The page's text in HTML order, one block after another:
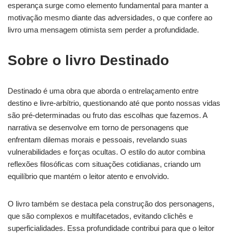
esperança surge como elemento fundamental para manter a
motivação mesmo diante das adversidades, o que confere ao
livro uma mensagem otimista sem perder a profundidade.
Sobre o livro Destinado
Destinado é uma obra que aborda o entrelaçamento entre
destino e livre-arbítrio, questionando até que ponto nossas vidas
são pré-determinadas ou fruto das escolhas que fazemos. A
narrativa se desenvolve em torno de personagens que
enfrentam dilemas morais e pessoais, revelando suas
vulnerabilidades e forças ocultas. O estilo do autor combina
reflexões filosóficas com situações cotidianas, criando um
equilíbrio que mantém o leitor atento e envolvido.
O livro também se destaca pela construção dos personagens,
que são complexos e multifacetados, evitando clichês e
superficialidades. Essa profundidade contribui para que o leitor